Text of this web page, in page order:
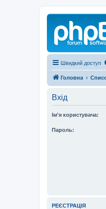
Швидкий доступ
Головна
Вхід
Ім'я користувача:
Пароль:
РЕЄСТРАЦІЯ